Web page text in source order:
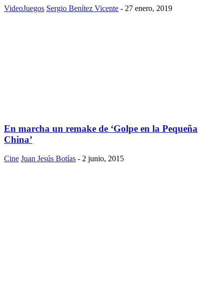
VideoJuegos Sergio Benítez Vicente - 27 enero, 2019
En marcha un remake de ‘Golpe en la Pequeña
China’
Cine Juan Jesús Botías - 2 junio, 2015